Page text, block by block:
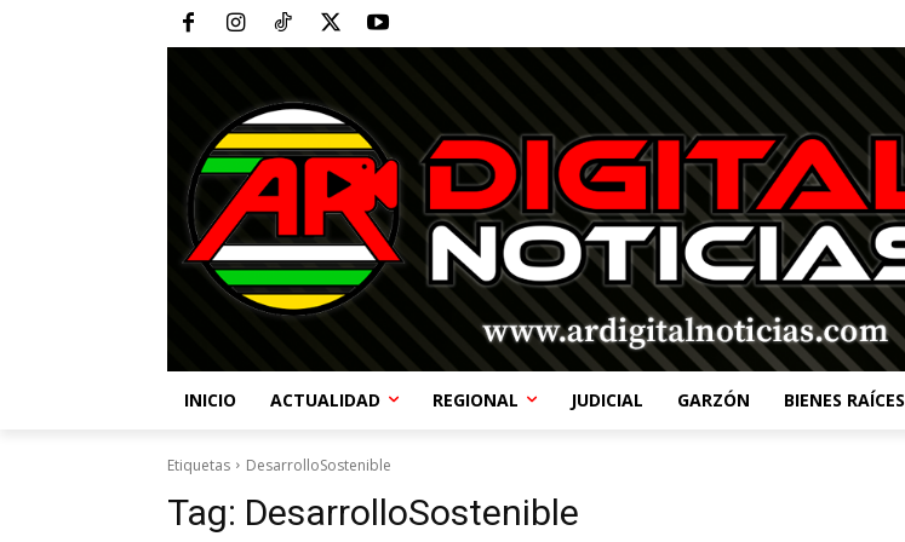
INICIO ACTUALIDAD REGIONAL JUDICIAL GARZÓN BIENES RAÍCES
Etiquetas DesarrolloSostenible
Tag: DesarrolloSostenible